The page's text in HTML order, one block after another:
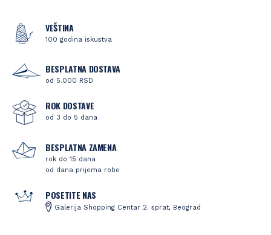
VEŠTINA
100 godina iskustva
BESPLATNA DOSTAVA
od 5.000 RSD
ROK DOSTAVE
od 3 do 5 dana
BESPLATNA ZAMENA
rok do 15 dana
od dana prijema robe
POSETITE NAS
Galerija Shopping Centar 2. sprat, Beograd